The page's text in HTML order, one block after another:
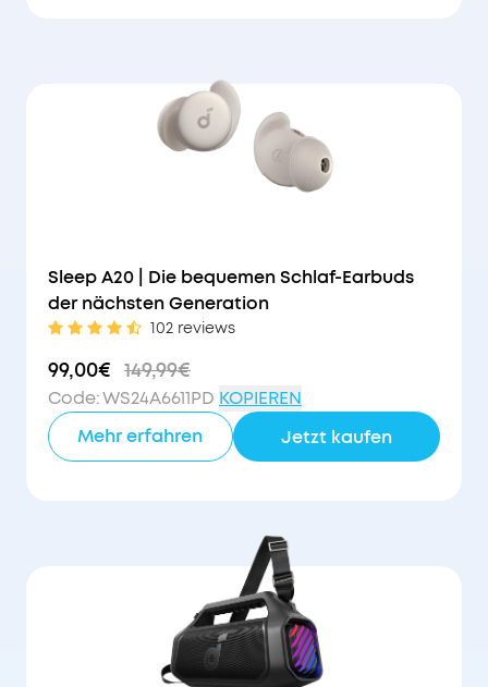
Sleep A20 | Die bequemen Schlaf-Earbuds
der nächsten Generation
102 reviews
99,00€ 149,99€
Code:WS24A6611PD KOPIEREN
Jetzt kaufen
Mehr erfahren